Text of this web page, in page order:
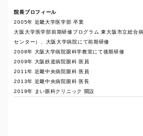
院長プロフィール
2005年 近畿大学医学部 卒業
大阪大学医学部前期研修プログラム 東大阪市立総合
センター）、大阪大学病院にて前期研修
2008年 大阪大学病院眼科学教室にて後期研修
2009年 大阪鉄道病院眼科 医員
2011年 近畿中央病院眼科 医員
2013年 近畿中央病院眼科 医長
2019年 まい眼科クリニック 開設